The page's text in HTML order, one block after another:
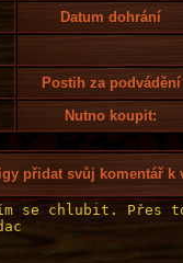
Datum dohrání
Postih za podvádění
Nutno koupit:
přidat svůj komentář k